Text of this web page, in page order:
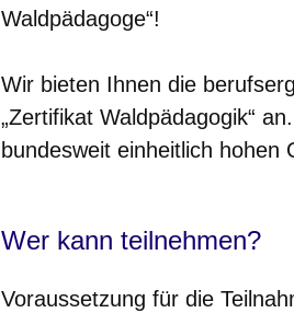
Waldpädagoge“!
Wir bieten Ihnen die
„Zertifikat Waldpädagogik“
bundesweit einheitlich hohen
Wer kann teilnehmen?
Voraussetzung für die